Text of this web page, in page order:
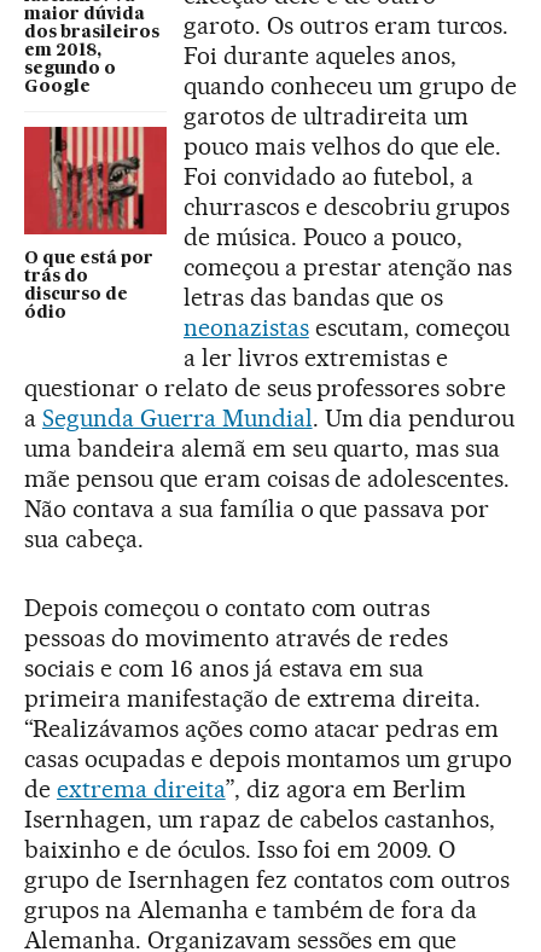
maior dúvida
dos brasileiros
em 2018,
segundo o
Google
O que está por
trás do
discurso de
ódio
garoto. Os outros eram turcos.
Foi durante aqueles anos,
quando conheceu um grupo de
garotos de ultradireita um
pouco mais velhos do que ele.
Foi convidado ao futebol, a
churrascos e descobriu grupos
de música. Pouco a pouco,
começou a prestar atenção nas
letras das bandas que os
neonazistasescutam, começou
a ler livros extremistas e
questionar o relato de seus professores sobre
a Segunda Guerra Mundial. Um dia pendurou
uma bandeira alemã em seu quarto, mas sua
mãe pensou que eram coisas de adolescentes.
Não contava a sua família o que passava por
sua cabeça.
Depois começou o contato com outras
pessoas do movimento através de redes
sociais e com 16 anos já estava em sua
primeira manifestação de extrema direita.
“Realizávamos ações como atacar pedras em
casas ocupadas e depois montamos um grupo
de extrema direita”, diz agora em Berlim
Isernhagen, um rapaz de cabelos castanhos,
baixinho e de óculos. Isso foi em 2009. O
grupo de Isernhagen fez contatos com outros
grupos na Alemanha e também de fora da
Alemanha. Organizavam sessões em que